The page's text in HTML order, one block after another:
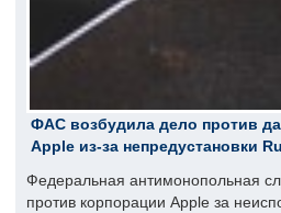
ФАС возбудила дело против
Apple из-за непредустановки
Федеральная антимонопольная
против корпорации Apple за